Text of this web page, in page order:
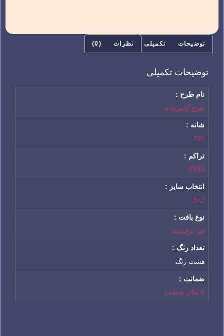
توضیحات تکمیلی نظرات (0)
توضیحات تکمیلی
نام طرح :
طرح آشپزخانه
شانه :
700
تراکم :
2550
انتخاب سایز :
2×3
نوع بافت :
غیر برجسته
تعداد رنگ :
هشت رنگ
ضمانت :
5 سال ضمانت